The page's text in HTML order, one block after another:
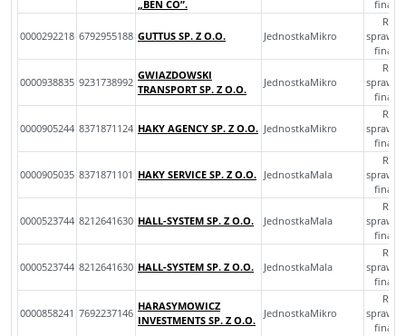
„BEN CO”.
0000292218 6792955188 GUTTUS SP. Z O.O. JednostkaMikro
0000938835 9231738992
GWIAZDOWSKI
TRANSPORT SP. Z O.O.
JednostkaMikro
0000905244 8371871124 HAKY AGENCY SP. Z O.O. JednostkaMikro
0000905035 8371871101 HAKY SERVICE SP. Z O.O. JednostkaMala
0000523744 8212641630 HALL-SYSTEM SP. Z O.O. JednostkaMala
0000523744 8212641630 HALL-SYSTEM SP. Z O.O. JednostkaMala
0000858241 7692237146
HARASYMOWICZ
INVESTMENTS SP. Z O.O.
JednostkaMikro